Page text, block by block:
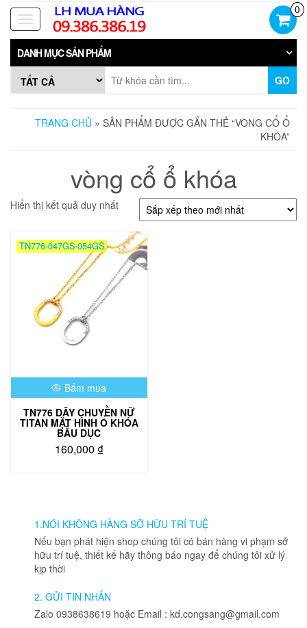
Skip
the
content
Toggle
navigation
0
DANH MỤC SẢN PHẨM
GO
TRANG CHỦ » SẢN PHẨM ĐƯỢC GẮN THẺ “VÒNG CỔ Ổ
KHÓA”
vòng cổ ổ khóa
Hiển thị kết quả duy nhất
TN776-047GS-054GS
Bấm mua
TN776 DÂY CHUYỀN NỮ
TITAN MẶT HÌNH Ổ KHÓA
BẦU DỤC
160,000 ₫
nhiều
biến
thể.
Các
chọn
có
thể
1.NÓI KHÔNG HÀNG SỠ HỮU TRÍ TUỆ
Nếu bạn phát hiện shop chúng tôi có bán hàng vi phạm sở
hữu trí tuệ, thiết kế hãy thông báo ngay để chúng tôi xử lý
kịp thời
2. GỬI TIN NHẮN
Zalo 0938638619 hoặc Email : kd.congsang@gmail.com